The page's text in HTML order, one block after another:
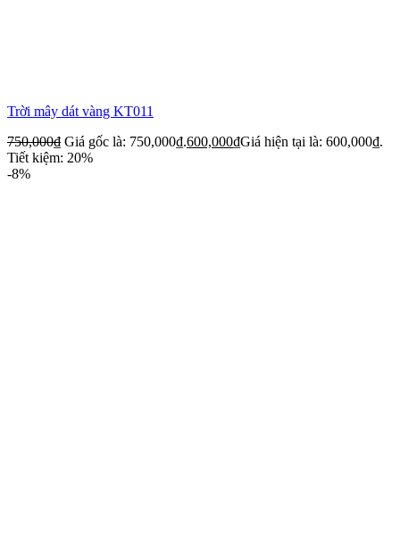
Trời mây dát vàng KT011
750,000₫ Giá gốc là: 750,000₫.600,000₫Giá hiện tại là: 600,000₫.
Tiết kiệm: 20%
-8%